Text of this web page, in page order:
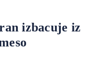
izbacuje iz